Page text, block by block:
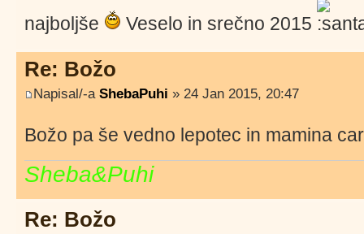
najboljše
Veselo in srečno 2015
Re: Božo
Napisal/-a ShebaPuhi » 24 Jan 2015, 20:47
Božo pa še vedno lepotec in mamina
Sheba&Puhi
Re: Božo